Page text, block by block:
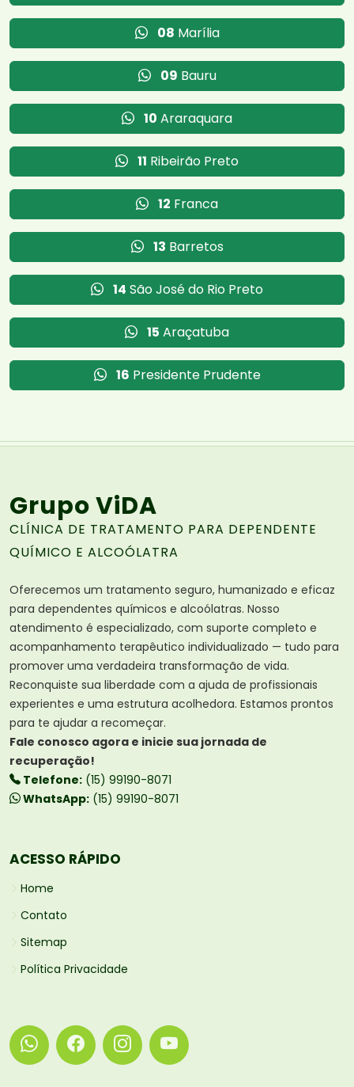
08 Marília
09 Bauru
10 Araraquara
11 Ribeirão Preto
12 Franca
13 Barretos
14 São José do Rio Preto
15 Araçatuba
16 Presidente Prudente
Grupo ViDA
CLÍNICA DE TRATAMENTO PARA DEPENDENTE
QUÍMICO E ALCOÓLATRA
Oferecemos um tratamento seguro, humanizado e eficaz
para dependentes químicos e alcoólatras. Nosso
atendimento é especializado, com suporte completo e
acompanhamento terapêutico individualizado — tudo para
promover uma verdadeira transformação de vida.
Reconquiste sua liberdade com a ajuda de profissionais
experientes e uma estrutura acolhedora. Estamos prontos
para te ajudar a recomeçar.
Fale conosco agora e inicie sua jornada de
recuperação!
Telefone: (15) 99190-8071
WhatsApp: (15) 99190-8071
ACESSO RÁPIDO
Home
Contato
Sitemap
Política Privacidade